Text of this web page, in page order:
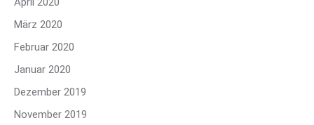
März 2020
Februar 2020
Januar 2020
Dezember 2019
November 2019